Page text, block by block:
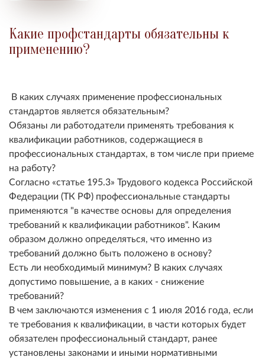
Какие профстандарты обязательны к
применению?
В каких случаях применение профессиональных
стандартов является обязательным?
Обязаны ли работодатели применять требования к
квалификации работников, содержащиеся в
профессиональных стандартах, в том числе при приеме
на работу?
Согласно статье 195.3 Трудового кодекса Российской
Федерации (ТК РФ) профессиональные стандарты
применяются "в качестве основы для определения
требований к квалификации работников". Каким
образом должно определяться, что именно из
требований должно быть положено в основу?
Есть ли необходимый минимум? В каких случаях
допустимо повышение, а в каких - снижение
требований?
В чем заключаются изменения с 1 июля 2016 года, если
те требования к квалификации, в части которых будет
обязателен профессиональный стандарт, ранее
установлены законами и иными нормативными